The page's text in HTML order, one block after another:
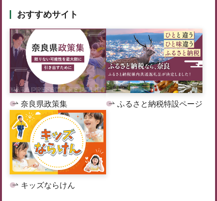
おすすめサイト
奈良県政策集 ふるさと納税特設ページ
キッズならけん